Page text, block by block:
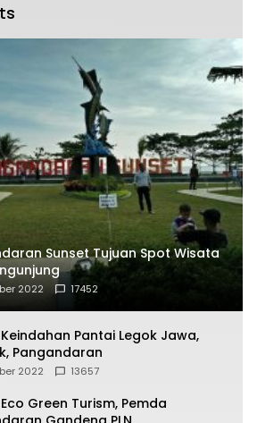
Sunset Tujuan Spot Wisata
2022 17452
Keindahan Pantai Legok Jawa,
Pangandaran
2022 13657
Green Turism, Pemda